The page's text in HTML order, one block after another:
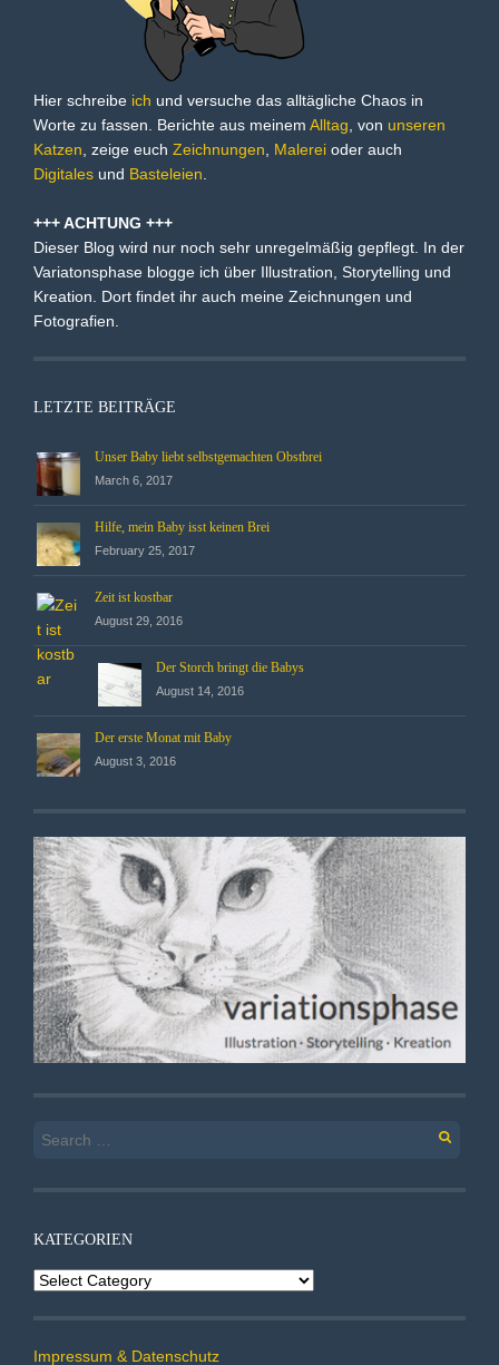
Hier schreibe ich und versuche das alltägliche Chaos in
Worte zu fassen. Berichte aus meinem Alltag , von unseren
Katzen , zeige euch Zeichnungen Malerei oder auch
Digitales und Basteleien
+++ ACHTUNG +++
Dieser Blog wird nur noch sehr unregelmäßig gepflegt. In der
Variatonsphase blogge ich über Illustration, Storytelling und
Kreation. Dort findet ihr auch meine Zeichnungen und
Fotografien.
LETZTE BEITRÄGE
Unser Baby liebt selbstgemachten Obstbrei
March 6, 2017
Hilfe, mein Baby isst keinen Brei
February 25, 2017
Zeit ist kostbar
August 29, 2016
Der Storch bringt die Babys
August 14, 2016
Der erste Monat mit Baby
August 3, 2016
Search
KATEGORIEN
Kategorien
Impressum & Datenschutz